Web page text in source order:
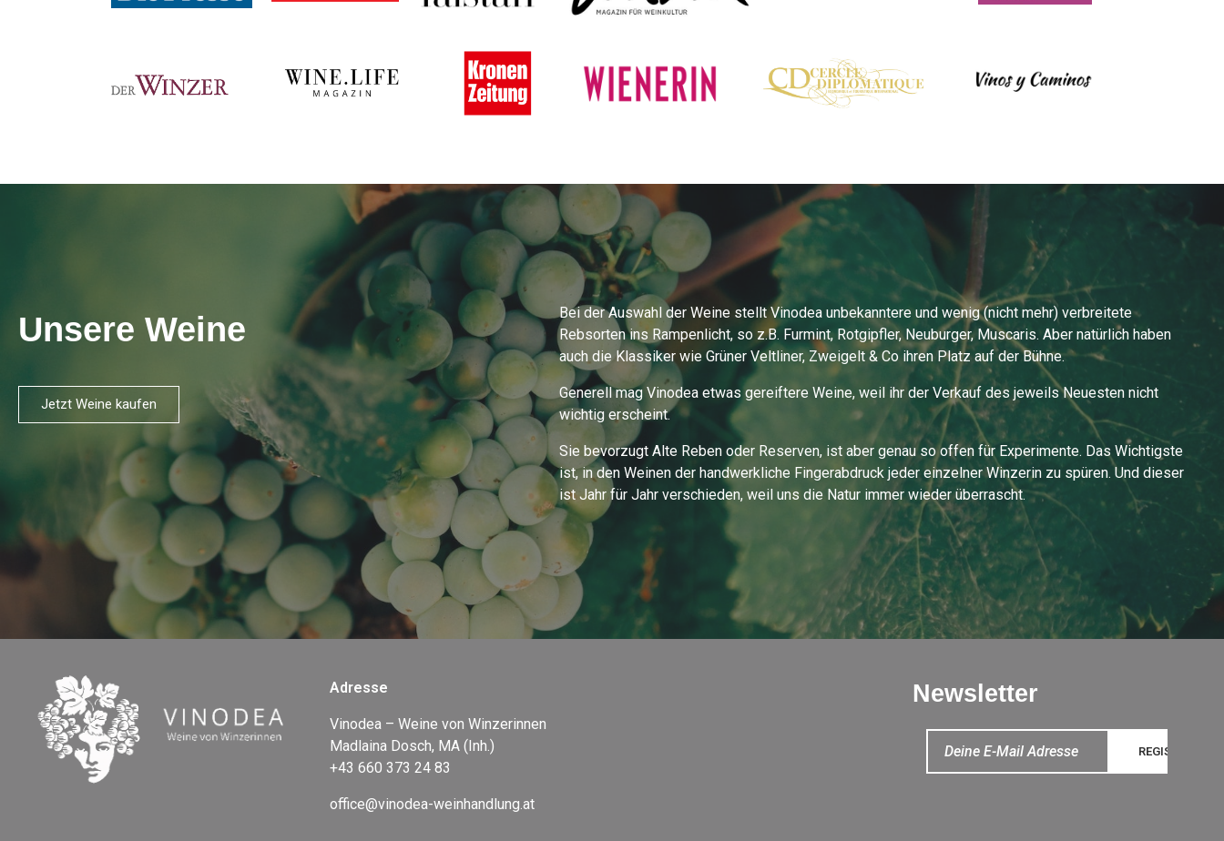
Unsere Weine
Jetzt Weine kaufen
Bei der Auswahl der Weine stellt Vinodea unbekanntere und wenig (nicht mehr) verbreitete
Rebsorten ins Rampenlicht, so z.B. Furmint, Rotgipfler, Neuburger, Muscaris. Aber natürlich haben
auch die Klassiker wie Grüner Veltliner, Zweigelt & Co ihren Platz auf der Bühne.
Generell mag Vinodea etwas gereiftere Weine, weil ihr der Verkauf des jeweils Neuesten nicht
wichtig erscheint.
Sie bevorzugt Alte Reben oder Reserven, ist aber genau so offen für Experimente. Das Wichtigste
ist, in den Weinen der handwerkliche Fingerabdruck jeder einzelner Winzerin zu spüren. Und dieser
ist Jahr für Jahr verschieden, weil uns die Natur immer wieder überrascht.
Adresse
Vinodea – Weine von Winzerinnen
Madlaina Dosch, MA (Inh.)
+43 660 373 24 83
office@vinodea-weinhandlung.at
Newsletter